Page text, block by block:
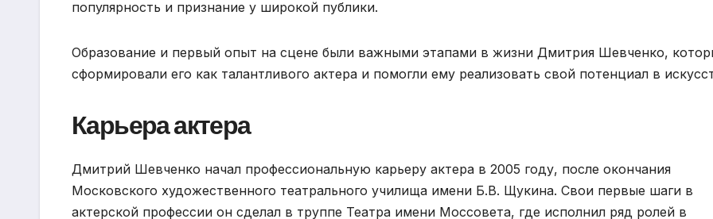
популярность и признание у широкой публики.
Образование и первый опыт на сцене были важными этапами в жизни Дмитрия Шевченко,
сформировали его как талантливого актера и помогли ему реализовать свой потенциал в
Карьера актера
Дмитрий Шевченко начал профессиональную карьеру актера в 2005 году, после окончания
Московского художественного театрального училища имени Б.В. Щукина. Свои первые шаги в
актерской профессии он сделал в труппе Театра имени Моссовета, где исполнил ряд ролей в